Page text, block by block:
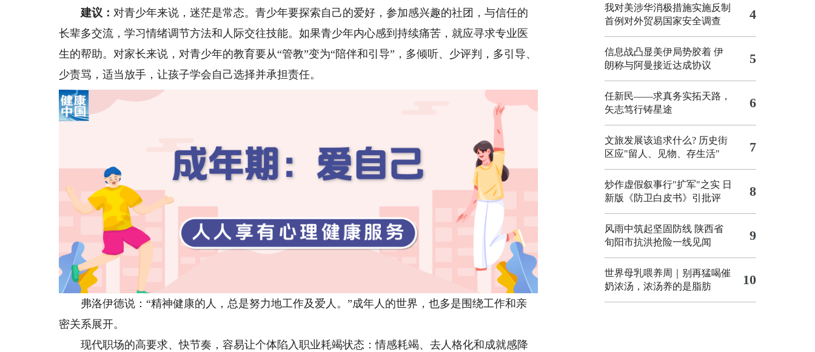
建议：对青少年来说，迷茫是常态。青少年要探索自己的爱好，参加感兴趣的社团，与信任的
长辈多交流，学习情绪调节方法和人际交往技能。如果青少年内心感到持续痛苦，就应寻求专业医
生的帮助。对家长来说，对青少年的教育要从“管教”变为“陪伴和引导”，多倾听、少评判，多引导、
少责骂，适当放手，让孩子学会自己选择并承担责任。
弗洛伊德说：“精神健康的人，总是努力地工作及爱人。”成年人的世界，也多是围绕工作和亲
密关系展开。
现代职场的高要求、快节奏，容易让个体陷入职业耗竭状态：情感耗竭、去人格化和成就感降
我对美涉华消极措施实施反制
首例对外贸易国家安全调查
4
信息战凸显美伊局势胶着 伊
朗称与阿曼接近达成协议
5
任新民——求真务实拓天路，
矢志笃行铸星途
6
文旅发展该追求什么? 历史街
区应"留人、见物、存生活"
7
炒作虚假叙事行"扩军"之实 日
新版《防卫白皮书》引批评
8
风雨中筑起坚固防线 陕西省
旬阳市抗洪抢险一线见闻
9
世界母乳喂养周｜别再猛喝催
奶浓汤，浓汤养的是脂肪
10